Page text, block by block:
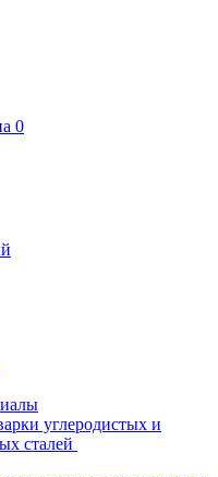
0
углеродистых и
сталей